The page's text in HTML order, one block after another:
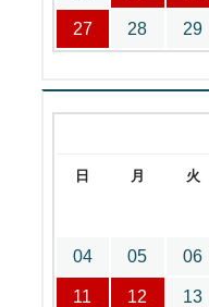
27 28 29
日 月 火
04 05 06
11 12 13